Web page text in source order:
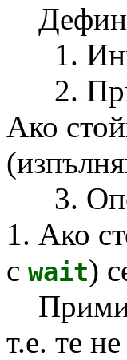
1.
2.
Ако
3.
1. Ако
с wait)
т.е. те